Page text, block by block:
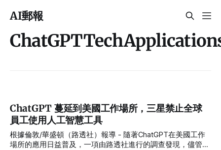
AI郵報
ChatGPT 蔓延到美國工作場所，三星禁止全球
員工使用人工智慧工具
根據倫敦/華盛頓（路透社）報導 - 隨著ChatGPT在美國工作
場所的應用日益普及，一項由路透社進行的調查發現，儘管微